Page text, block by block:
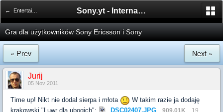
← Entertainment Zone Sony.yt - International Sony Forum
Gra dla użytkowników Sony Ericsson i Sony
« Prev Next »
Jurij
05 Nov 2011
Time up! Nikt nie dodał sierpa i młota
W takim razie ja dodaję
krakowski "Luwr dla ubogich":
DSC02407.JPG 909.01K
19